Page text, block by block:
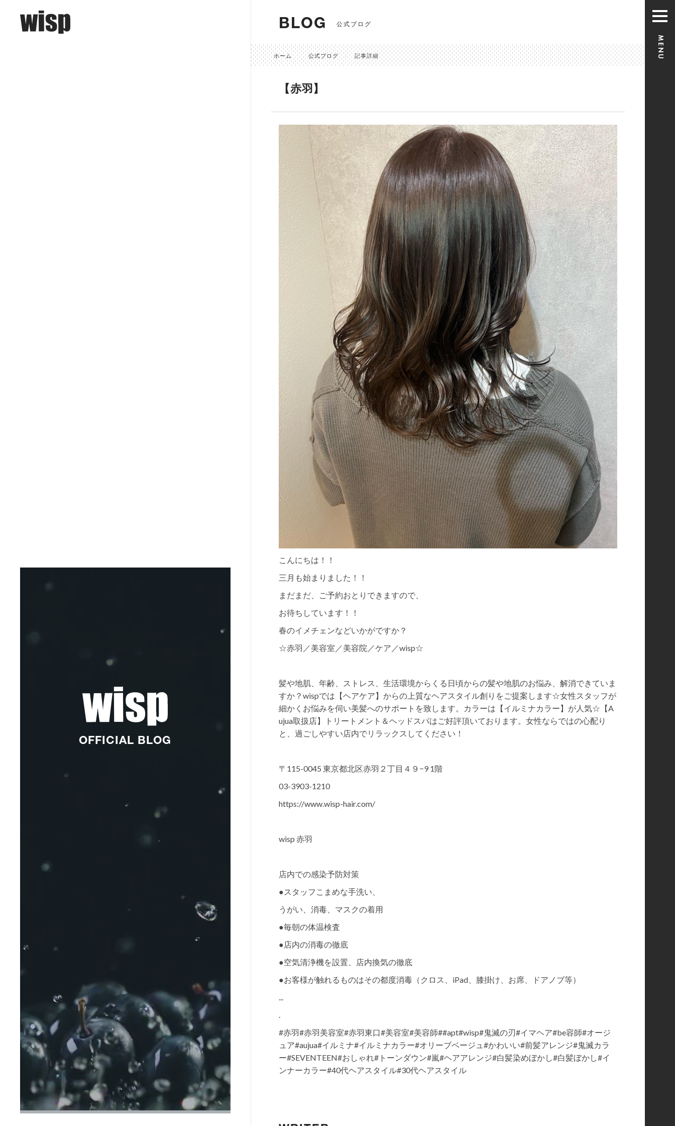
OFFICIAL BLOG
BLOG 公式ブログ
ホーム 公式ブログ 記事詳細
【赤羽】
こんにちは！！
三月も始まりました！！
まだまだ、ご予約おとりできますので、
お待ちしています！！
春のイメチェンなどいかがですか？
☆赤羽／美容室／美容院／ケア／wisp☆
髪や地肌、年齢、ストレス、生活環境からくる日頃からの髪や地肌のお悩み、解消できていま
すか？wispでは【ヘアケア】からの上質なヘアスタイル創りをご提案します☆女性スタッフが
細かくお悩みを伺い美髪へのサポートを致します。カラーは【イルミナカラー】が人気☆【A
ujua取扱店】トリートメント＆ヘッドスパはご好評頂いております。女性ならではの心配り
と、過ごしやすい店内でリラックスしてください！
〒115-0045 東京都北区赤羽２丁目４９−9 1階
03-3903-1210
https://www.wisp-hair.com/
wisp 赤羽
店内での感染予防対策
●スタッフこまめな手洗い、
うがい、消毒、マスクの着用
●毎朝の体温検査
●店内の消毒の徹底
●空気清浄機を設置、店内換気の徹底
●お客様が触れるものはその都度消毒（クロス、iPad、膝掛け、お席、ドアノブ等）
#赤羽#赤羽美容室#赤羽東口#美容室#美容師##apt#wisp#鬼滅の刃#イマヘア#be容師#オージ
ュア#aujua#イルミナ#イルミナカラー#オリーブベージュ#かわいい#前髪アレンジ#鬼滅カラ
ー#SEVENTEEN#おしゃれ#トーンダウン#嵐#ヘアアレンジ#白髪染めぼかし#白髪ぼかし#イ
ンナーカラー#40代ヘアスタイル#30代ヘアスタイル